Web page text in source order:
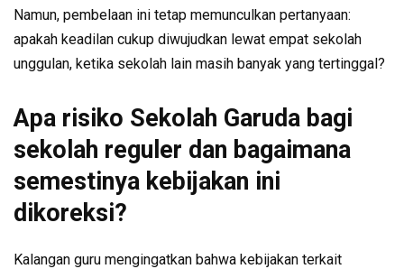
Namun, pembelaan ini tetap memunculkan pertanyaan:
apakah keadilan cukup diwujudkan lewat empat sekolah
unggulan, ketika sekolah lain masih banyak yang tertinggal?
Apa risiko Sekolah Garuda bagi
sekolah reguler dan bagaimana
semestinya kebijakan ini
dikoreksi?
Kalangan guru mengingatkan bahwa kebijakan terkait